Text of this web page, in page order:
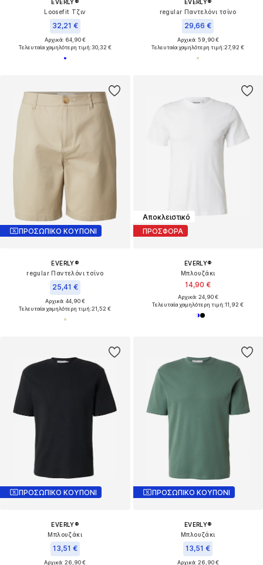
EVERLY®
Loosefit Τζιν
32,21 €
Αρχικά: 64,90 €
Τελευταία χαμηλότερη τιμή:30,32 €
EVERLY®
regular Παντελόνι τσίνο
29,66 €
Αρχικά: 59,90 €
Τελευταία χαμηλότερη τιμή:27,92 €
ΠΡΟΣΩΠΙΚΟ ΚΟΥΠΟΝΙ
EVERLY®
regular Παντελόνι τσίνο
25,41 €
Αρχικά: 44,90 €
Τελευταία χαμηλότερη τιμή:21,52 €
Αποκλειστικό
ΠΡΟΣΦΟΡΑ
EVERLY®
Μπλουζάκι
14,90 €
Αρχικά: 24,90 €
Τελευταία χαμηλότερη τιμή:11,92 €
ΠΡΟΣΩΠΙΚΟ ΚΟΥΠΟΝΙ
EVERLY®
Μπλουζάκι
13,51 €
Αρχικά: 26,90 €
ΠΡΟΣΩΠΙΚΟ ΚΟΥΠΟΝΙ
EVERLY®
Μπλουζάκι
13,51 €
Αρχικά: 26,90 €